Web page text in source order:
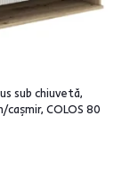
sub chiuvetă,
COLOS 80